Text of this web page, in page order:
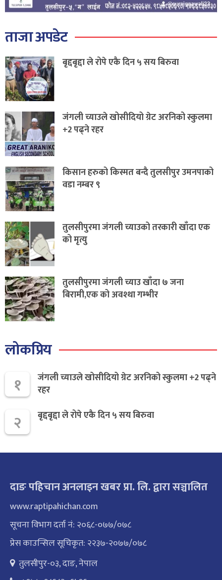
ताजा अपडेट
बृद्दबृद्दा ले रोपे एकै दिन ५ सय बिरुवा
जंगली च्याउले खोसीदियो ग्रेट अरनिको स्कुलमा
+2 पढ्ने रहर
किसान हरुको किस्मत बन्दै तुलसीपुर उमनपाको
वडा नम्बर ९
तुलसीपुरमा जंगली च्याउको तरकारी खाँदा एक
को मृत्यु
तुलसीपुरमा जंगली च्याउ खाँदा ७ जना
बिरामी,एक को अवश्था गम्भीर
लोकप्रिय
१
जंगली च्याउले खोसीदियो ग्रेट अरनिको स्कुलमा +2 पढ्ने
रहर
२ बृद्दबृद्दा ले रोपे एकै दिन ५ सय बिरुवा
दाङ पहिचान अनलाइन खबर प्रा. लि. द्वारा सञ्चालित
www.raptipahichan.com
सूचना विभाग दर्ता नं: २०६८-०७७/०७८
प्रेस काउन्सिल सूचिकृत: २२३७-२०७७/०७८
तुलसीपुर-०३, दाङ, नेपाल